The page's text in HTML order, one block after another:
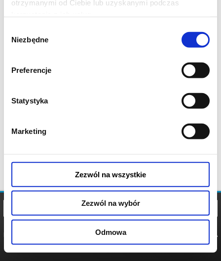
otrzymanymi od Ciebie lub uzyskanymi podczas
zgody
Niezbędne
Preferencje
Statystyka
Marketing
Zezwól na wszystkie
Zezwól na wybór
Odmowa
POLITYKA
POLITYKA